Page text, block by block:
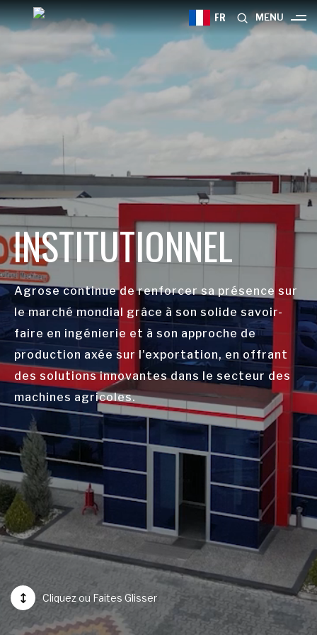
FR MENU
INSTITUTIONNEL
Agrose continue de renforcer sa présence sur
le marché mondial grâce à son solide savoir-
faire en ingénierie et à son approche de
production axée sur l’exportation, en offrant
des solutions innovantes dans le secteur des
machines agricoles.
Cliquez ou Faites Glisser